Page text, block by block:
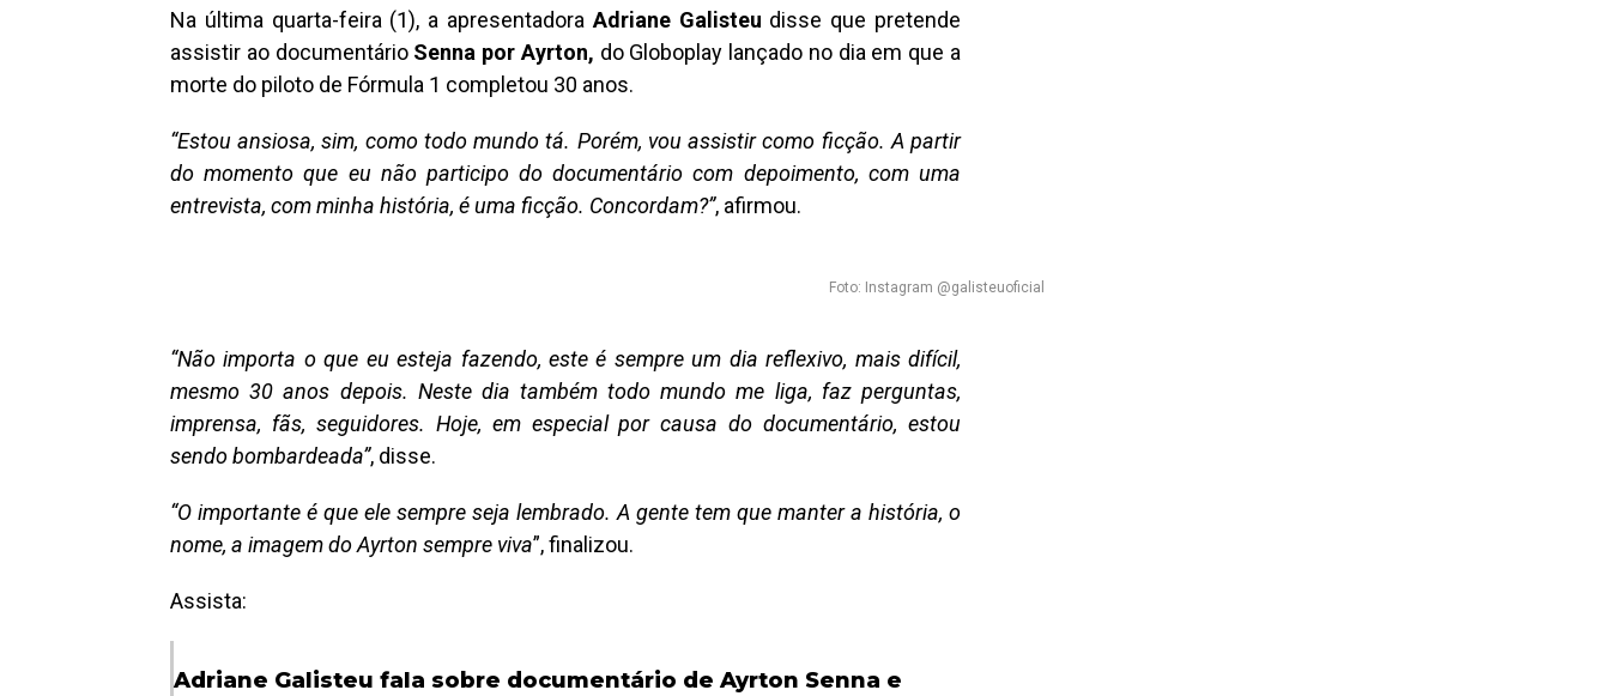
Na última quarta-feira (1), a apresentadora Adriane Galisteu disse que pretende
assistir ao documentário Senna por Ayrton, do Globoplay lançado no dia em que a
morte do piloto de Fórmula 1 completou 30 anos.
“Estou ansiosa, sim, como todo mundo tá. Porém, vou assistir como ficção. A partir
do momento que eu não participo do documentário com depoimento, com uma
entrevista, com minha história, é uma ficção. Concordam?”, afirmou.
Foto: Instagram @galisteuoficial
“Não importa o que eu esteja fazendo, este é sempre um dia reflexivo, mais difícil,
mesmo 30 anos depois. Neste dia também todo mundo me liga, faz perguntas,
imprensa, fãs, seguidores. Hoje, em especial por causa do documentário, estou
sendo bombardeada”, disse.
“O importante é que ele sempre seja lembrado. A gente tem que manter a história, o
nome, a imagem do Ayrton sempre viva”, finalizou.
Assista:
Adriane Galisteu fala sobre documentário de Ayrton Senna e